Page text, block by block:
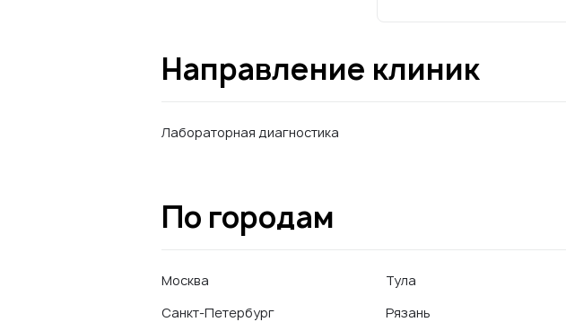
Направление клиник
Лабораторная диагностика
По городам
Москва
Санкт-Петербург
Тула
Рязань